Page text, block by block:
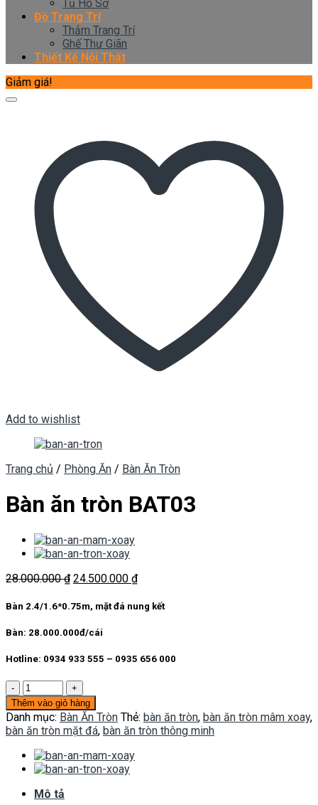
Tủ Hồ Sơ
Đồ Trang Trí
Thảm Trang Trí
Ghế Thư Giãn
Thiết Kế Nội Thất
Giảm giá!
Add to wishlist
Trang chủ / Phòng Ăn / Bàn Ăn Tròn
Bàn ăn tròn BAT03
28.000.000₫ Giá
là:
24.500.000 ₫Giá
tại
Bàn 2.4/1.6*0.75m, mặt đá nung kết
Bàn: 28.000.000đ/cái
Hotline: 0934 933 555 – 0935 656 000
Bàn
ăn
tròn
BAT03
số
lượng
Thêm vào giỏ hàng
Danh mục: Bàn Ăn Tròn Thẻ: bàn ăn tròn, bàn ăn tròn mâm xoay,
bàn ăn tròn mặt đá, bàn ăn tròn thông minh
Mô tả